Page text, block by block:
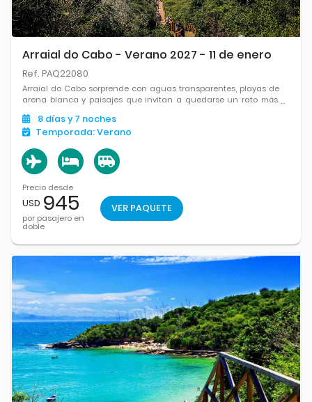
Arraial do Cabo - Verano 2027 - 11 de enero
Ref. PAQ22080
Arraial do Cabo sorprende con aguas transparentes, playas de
arena blanca y paisajes que invitan a quedarse un rato más.
8 díasy 7 noches
Temporada:Verano
Precio desde
USD 945
por pasajero en
doble
VER PAQUETE